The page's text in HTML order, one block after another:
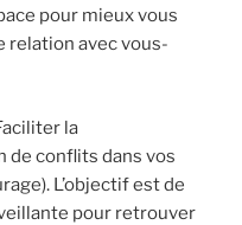
pour mieux vous
avec vous-
la
de conflits dans vos
L’objectif est de
pour retrouver